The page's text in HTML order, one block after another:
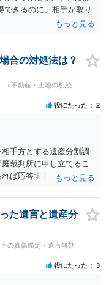
きるのに、相手が取り
合の対処法は？
#不動産・土地の相続
役にたった 2
手方とする遺産分割調
裁判所に申し立てるこ
ば応答する可能性がま
必要書類をてきぱきと
ださい。
た遺言と遺産分
の真偽鑑定・遺言無効
役にたった 3